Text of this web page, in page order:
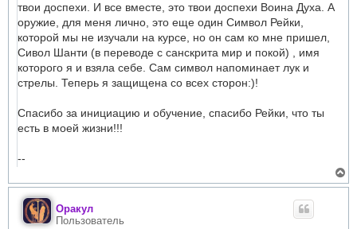
твои доспехи. И все вместе, это твои доспехи Воина Духа. А
оружие, для меня лично, это еще один Символ Рейки,
которой мы не изучали на курсе, но он сам ко мне пришел,
Сивол Шанти (в переводе с санскрита мир и покой) , имя
которого я и взяла себе. Сам символ напоминает лук и
стрелы. Теперь я защищена со всех сторон:)!
Спасибо за инициацию и обучение, спасибо Рейки, что ты
есть в моей жизни!!!
--
е
Оракул
Пользователь